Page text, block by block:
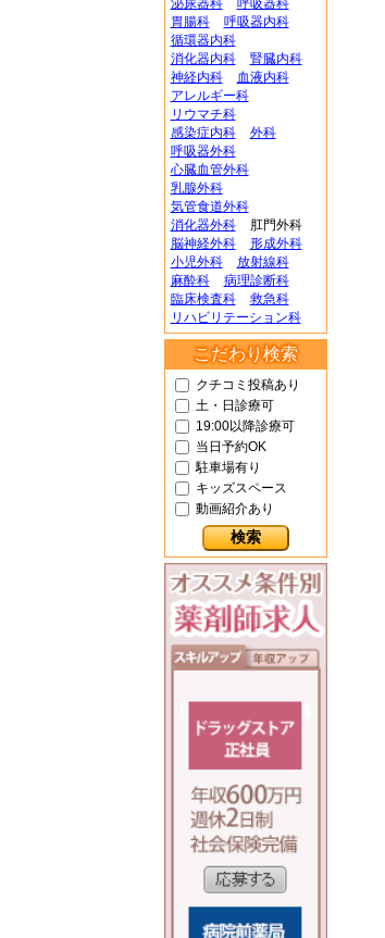
泌尿器科
呼吸器科
胃腸科
呼吸器内科
循環器内科
消化器内科
腎臓内科
神経内科
血液内科
アレルギー科
リウマチ科
感染症内科
外科
呼吸器外科
心臓血管外科
乳腺外科
気管食道外科
消化器外科
肛門外科
脳神経外科
形成外科
小児外科
放射線科
麻酔科
病理診断科
臨床検査科
救急科
リハビリテーション科
こだわり検索
クチコミ投稿あり
土・日診療可
19:00以降診療可
当日予約OK
駐車場有り
キッズスペース
動画紹介あり